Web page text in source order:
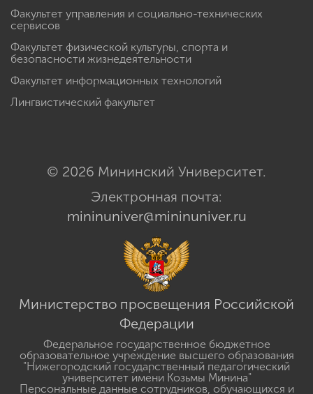
Факультет управления и социально-технических
сервисов
Факультет физической культуры, спорта и
безопасности жизнедеятельности
Факультет информационных технологий
Лингвистический факультет
© 2026 Мининский Университет.
Электронная почта:
mininuniver@mininuniver.ru
Министерство просвещения Российской
Федерации
Федеральное государственное бюджетное
образовательное учреждение высшего образования
"Нижегородский государственный педагогический
университет имени Козьмы Минина"
Персональные данные сотрудников, обучающихся и